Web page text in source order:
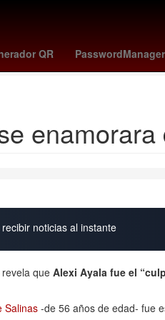
QR PasswordManager
Gran Premio de los Países Bajos
noticias al instante
que Alexi Ayala fue el
Salinas -de 56 años de edad- fue